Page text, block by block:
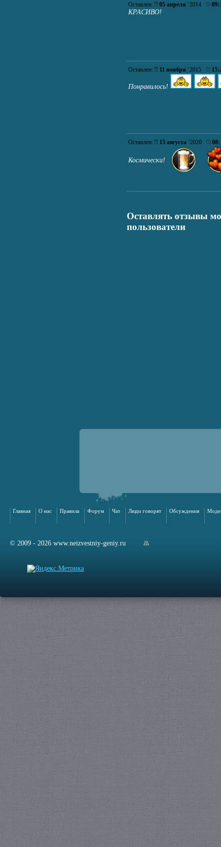
Оставлен: 05 апреля ’2014
КРАСИВО!
Оставлен: 11 ноября ’2015
Понравилось!
Оставлен: 15 августа ’2020
Космически!
Оставлять отзывы
пользователи
Главная О нас Правила Форум Чат Люди говорят Обсуждения
© 2009 - 2026 www.neizvestniy-geniy.ru
сайта